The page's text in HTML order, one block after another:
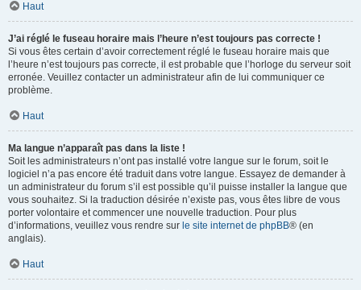
Haut
J’ai réglé le fuseau horaire mais l’heure n’est toujours pas correcte !
Si vous êtes certain d’avoir correctement réglé le fuseau horaire mais que
l’heure n’est toujours pas correcte, il est probable que l’horloge du serveur soit
erronée. Veuillez contacter un administrateur afin de lui communiquer ce
problème.
Haut
Ma langue n’apparaît pas dans la liste !
Soit les administrateurs n’ont pas installé votre langue sur le forum, soit le
logiciel n’a pas encore été traduit dans votre langue. Essayez de demander à
un administrateur du forum s’il est possible qu’il puisse installer la langue que
vous souhaitez. Si la traduction désirée n’existe pas, vous êtes libre de vous
porter volontaire et commencer une nouvelle traduction. Pour plus
d’informations, veuillez vous rendre sur le site internet de phpBB® (en
anglais).
Haut